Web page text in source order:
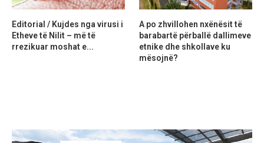
Editorial / Kujdes nga virusi i
Etheve të Nilit – më të
rrezikuar moshat e...
A po zhvillohen nxënësit të
barabartë përballë dallimeve
etnike dhe shkollave ku
mësojnë?